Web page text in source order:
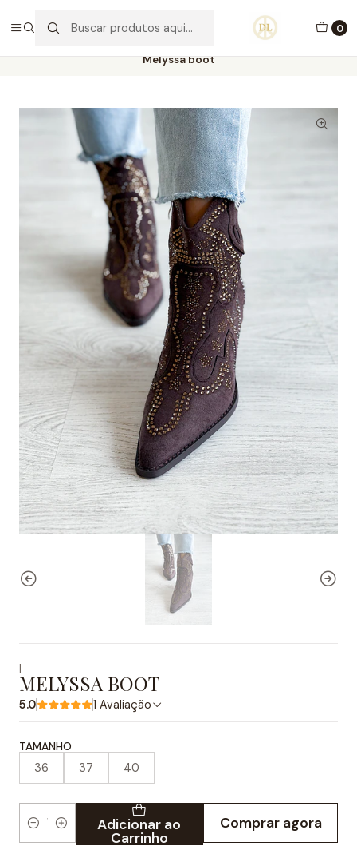
0
PORTES GRÁTIS ACIMA DE 70€ PORTUGAL CONTINENTAL
Melyssa boot
|
MELYSSA BOOT
5.0 1 Avaliação
TAMANHO
36 37 40
Quantidade Adicionar ao
Carrinho
Comprar agora